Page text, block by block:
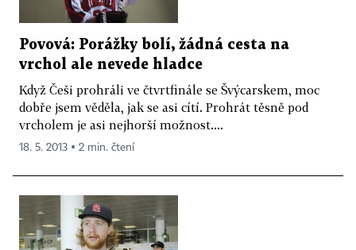
Povová: Porážky bolí, žádná cesta na
vrchol ale nevede hladce
Když Češi prohráli ve čtvrtfinále se Švýcarskem, moc
dobře jsem věděla, jak se asi cítí. Prohrát těsně pod
vrcholem je asi nejhorší možnost....
18. 5. 2013 ▪ 2 min. čtení